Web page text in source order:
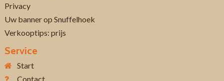
Privacy
Uw banner op Snuffelhoek
Verkooptips: prijs
Service
Start
Contact